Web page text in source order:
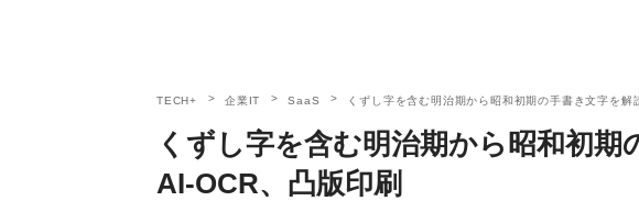
TECH+ 企業IT SaaS くずし字を含む明治期から昭和初期の手書き文字を解
くずし字を含む明治期から昭和初期
AI-OCR、凸版印刷